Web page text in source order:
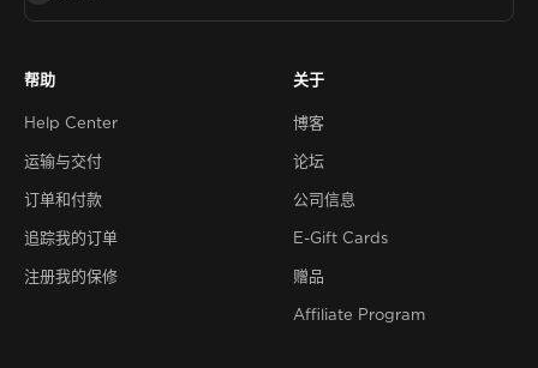
帮助
Help Center
运输与交付
订单和付款
追踪我的订单
注册我的保修
关于
博客
论坛
公司信息
E-Gift Cards
赠品
Affiliate Program